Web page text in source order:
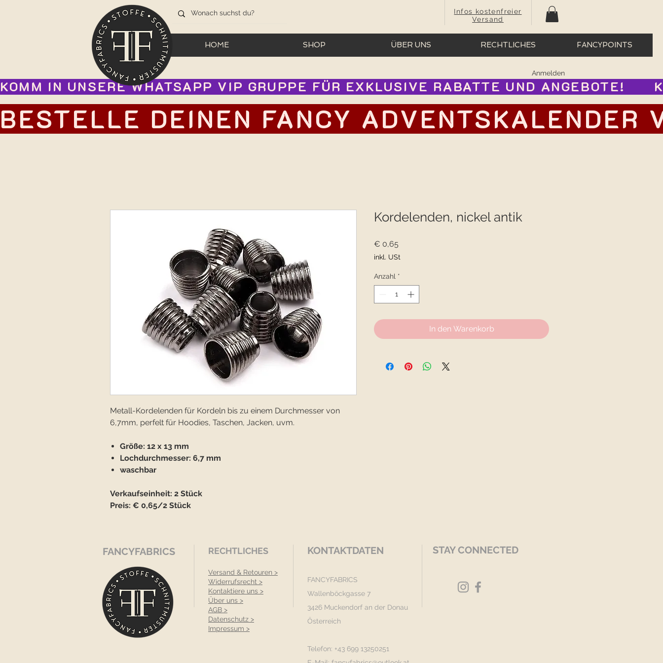
Infos kostenfreier
Versand
HOME SHOP ÜBER UNS RECHTLICHES FANCYPOINTS
Anmelden
KOMM IN UNSERE WHATSAPP VIP GRUPPE FÜR EXKLUSIVE RABATTE UND ANGEBOTE!
BESTELLE DEINEN FANCY
Metall-Kordelenden für Kordeln bis zu einem Durchmesser von
6,7mm, perfelt für Hoodies, Taschen, Jacken, uvm.
Größe: 12 x 13 mm
Lochdurchmesser: 6,7 mm
waschbar
Verkaufseinheit: 2 Stück
Preis: € 0,65/2 Stück
Kordelenden, nickel antik
€ 0,65
inkl. USt
Anzahl *
In den Warenkorb
FANCYFABRICS RECHTLICHES
Versand & Retouren >
Widerrufsrecht >
Kontaktiere uns >
Über uns >
AGB >
Datenschutz >
Impressum >
KONTAKTDATEN
FANCYFABRICS
Wallenböckgasse 7
3426 Muckendorf an der Donau
Österreich
Telefon: +43 699 13250251
STAY CONNECTED